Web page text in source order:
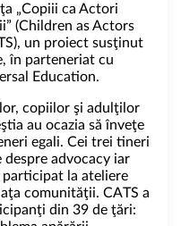
„Copiii ca Actori
(Children as Actors
un proiect susţinut
în parteneriat cu
Education.
copiilor şi adulţilor
au ocazia să înveţe
egali. Cei trei tineri
advocacy iar
la ateliere
comunităţii. CATS a
din 39 de ţări: